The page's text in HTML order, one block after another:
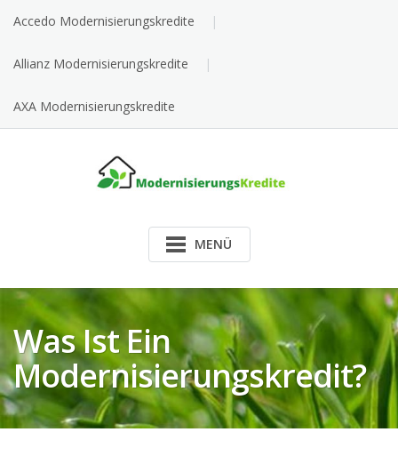
Accedo Modernisierungskredite
Allianz Modernisierungskredite
AXA Modernisierungskredite
MENÜ
Was Ist Ein
Modernisierungskredit?